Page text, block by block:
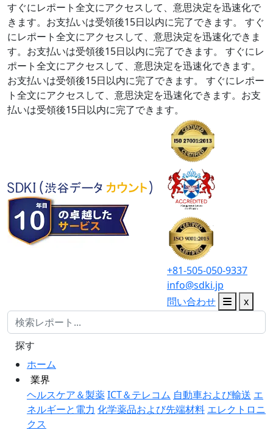
すぐにレポート全文にアクセスして、意思決定を迅速化で
きます。お支払いは受領後15日以内に完了できます。
すぐ
にレポート全文にアクセスして、意思決定を迅速化できま
す。お支払いは受領後15日以内に完了できます。
すぐにレ
ポート全文にアクセスして、意思決定を迅速化できます。
お支払いは受領後15日以内に完了できます。
すぐにレポー
ト全文にアクセスして、意思決定を迅速化できます。お支
払いは受領後15日以内に完了できます。
+81-505-050-9337
info@sdki.jp
問い合わせ
x
ホーム
業界
ヘルスケア＆製薬ICT＆テレコム 自動車および輸送 エ
ネルギーと電力 化学薬品および先端材料 エレクトロニ
クス
探す